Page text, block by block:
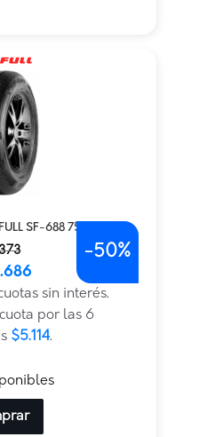
SF-688 75H
sin interés.
por las 6
$5.114.
-50%